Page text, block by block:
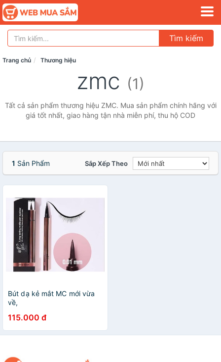
Tìm kiếm
Trang chủ Thương hiệu
zmc (1)
Tất cả sản phẩm thương hiệu ZMC. Mua sản phẩm chính hãng với
giá tốt nhất, giao hàng tận nhà miễn phí, thu hộ COD
1 Sản Phẩm Sắp Xếp Theo
Bút dạ kẻ mắt MC mới vừa
về,
115.000 đ